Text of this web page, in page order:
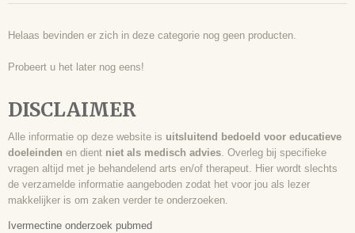
Helaas bevinden er zich in deze categorie nog geen producten.
Probeert u het later nog eens!
DISCLAIMER
Alle informatie op deze website is uitsluitend bedoeld voor educatieve
doeleinden en dient niet als medisch advies. Overleg bij specifieke
vragen altijd met je behandelend arts en/of therapeut. Hier wordt slechts
de verzamelde informatie aangeboden zodat het voor jou als lezer
makkelijker is om zaken verder te onderzoeken.
Ivermectine onderzoek pubmed